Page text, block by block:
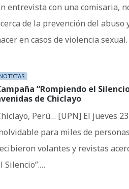
entrevista con una comisaria,
de la prevención del abuso
en casos de violencia sexual.
NOTICIAS
“Rompiendo el
de Chiclayo
Perú… [UPN] El jueves
para miles de
volantes y revistas
Silencio”.…